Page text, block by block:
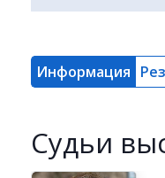
Информация
Cудьи